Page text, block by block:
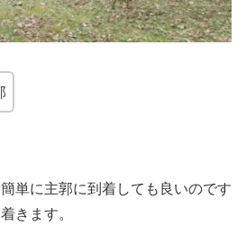
単に主郭に到着しても良いのです
きます。